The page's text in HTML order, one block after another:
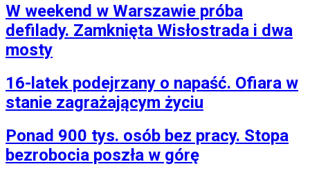
W weekend w Warszawie próba
defilady. Zamknięta Wisłostrada i dwa
mosty
16-latek podejrzany o napaść. Ofiara w
stanie zagrażającym życiu
Ponad 900 tys. osób bez pracy. Stopa
bezrobocia poszła w górę